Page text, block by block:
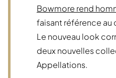
Bowmore rend
faisant référence
Le nouveau look
deux nouvelles
Appellations.